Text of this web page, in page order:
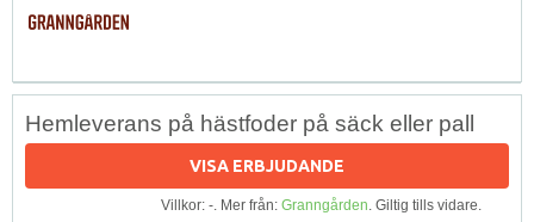
Hemleverans på hästfoder på säck eller pall
VISA ERBJUDANDE
Villkor: -. Mer från: Granngården. Giltig tills vidare.